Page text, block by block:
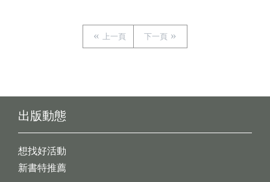
上一頁 下一頁
出版動態
想找好活動
新書特推薦